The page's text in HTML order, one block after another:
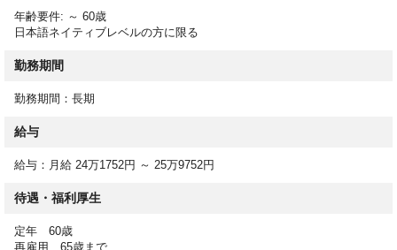
行訪問の実習も行います。
資格には１級～3級課程があり、身体介護、移動介助と家庭援助
です。学歴・職歴よりも仕事に対する知識と技術、前向きな姿勢
や責任感が最重要視され、自身の健康管理や体力維持も必要とな
【勤務時間】
年齢要件: ～ 60歳
日本語ネイティブレベルの方に限る
勤務期間
勤務期間：長期
給与
給与：月給 24万1752円 ～ 25万9752円
待遇・福利厚生
定年 60歳
再雇用 65歳まで